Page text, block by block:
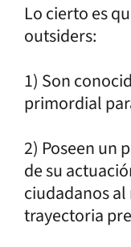
Lo cierto es
outsiders:
1) Son
primordial
2) Poseen un
de su
ciudadanos
trayectoria